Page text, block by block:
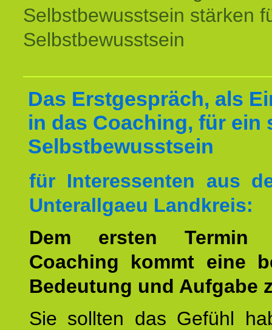
Selbstbewusstsein stärken
Selbstbewusstsein
Das Erstgespräch, als
in das Coaching, für ein
Selbstbewusstsein
für Interessenten aus
Unterallgaeu Landkreis:
Dem ersten
Coaching kommt eine
Bedeutung und Aufgabe
Sie sollten das Gefühl